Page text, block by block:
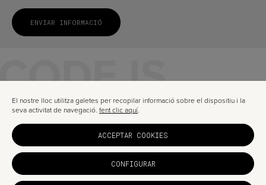
El nostre lloc utilitza galetes per recopilar informació sobre el dispositiu i la
seva activitat de navegació. fent clic aquí.
ACCEPTAR COOKIES
CONFIGURAR
IS
TRUSTED